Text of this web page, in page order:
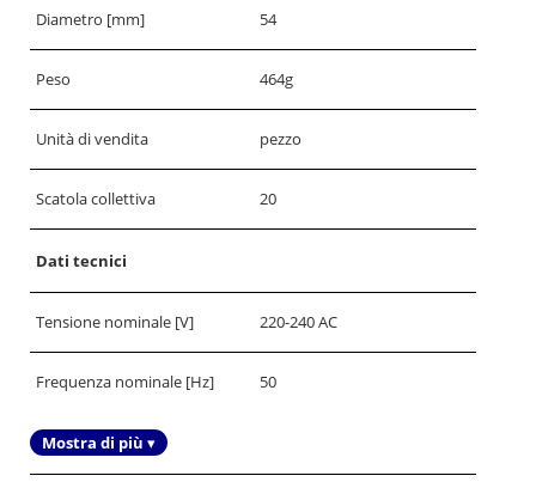
Diametro [mm] 54
Peso 464g
Unità di vendita pezzo
Scatola collettiva 20
Dati tecnici
Tensione nominale [V] 220-240 AC
Frequenza nominale [Hz] 50
Mostra di più ▾